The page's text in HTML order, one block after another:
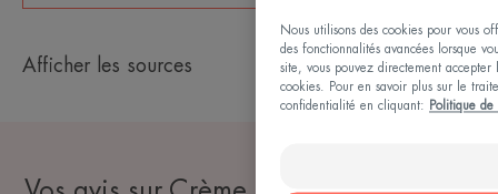
Afficher les sources
Nous utilisons des cookies pour vous
des fonctionnalités avancées lorsque
site, vous pouvez directement
cookies. Pour en savoir plus sur le
confidentialité en cliquant:
Politique